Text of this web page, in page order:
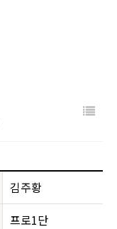
김주황
프로1단